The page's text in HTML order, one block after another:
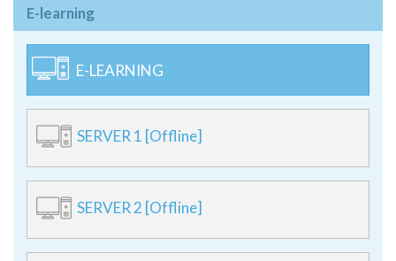
E-learning
E-LEARNING
SERVER 1 [Offline]
SERVER 2 [Offline]